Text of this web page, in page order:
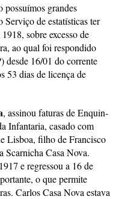
possuímos grandes
Serviço de estatísticas ter
sobre excesso de
ao qual foi respondido
desde 16/01 do corrente
53 dias de licença de
, assinou faturas de Enquin-
Infantaria, casado com
Lisboa, filho de Francisco
Scarnicha Casa Nova.
e regressou a 16 de
o que permite
Carlos Casa Nova estava